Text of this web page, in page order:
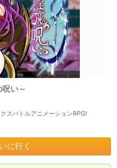
い～
スバトルアニメーションRPG!
に行く